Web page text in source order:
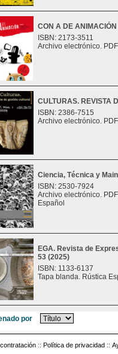
CON A DE ANIMACIÓN
ISBN: 2173-3511
Archivo electrónico.
CULTURAS. REVISTA
ISBN: 2386-7515
Archivo electrónico.
Ciencia, Técnica y
ISBN: 2530-7924
Archivo electrónico.
Español
EGA. Revista de
53 (2025)
ISBN: 1133-6137
Tapa blanda. Rústica
por
:: Política de privacidad ::